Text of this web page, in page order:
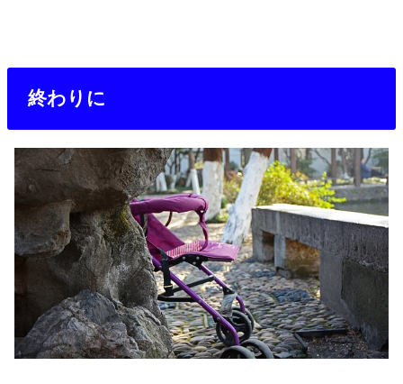
終わりに